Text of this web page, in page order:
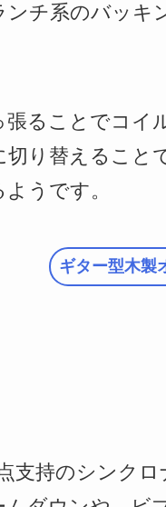
ンチ系のバッ
ることでコイ
り替えること
うです。
ギター型木製
支持のシンク